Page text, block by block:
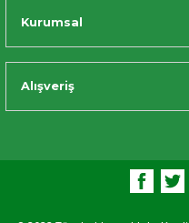
Kurumsal
Alışveriş